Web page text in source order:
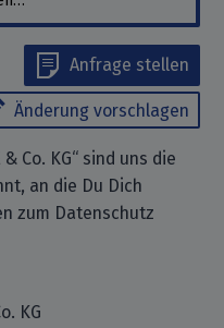
Anfrage stellen
Änderung vorschlagen
Co. KG“ sind uns die
an die Du Dich
zum Datenschutz
KG